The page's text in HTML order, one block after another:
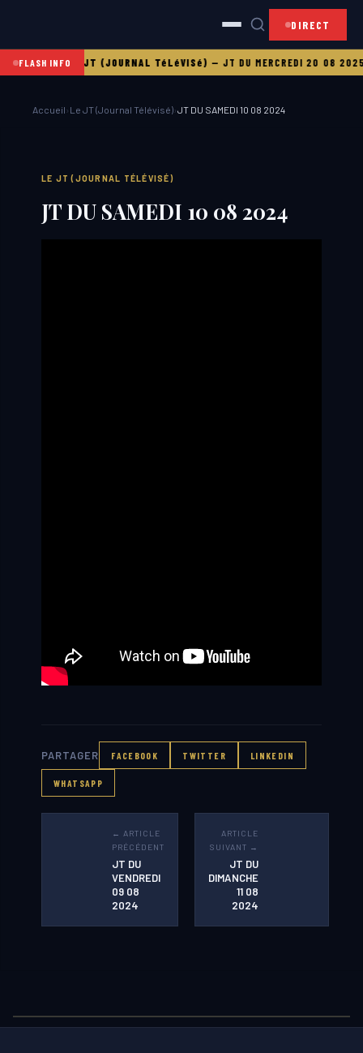
DIRECT
FLASH INFO
21 08 2025LE JT (JOURNAL TéLéVISé)—JT DU MERCREDI 20 08 2025
Accueil › Le JT (Journal Télévisé)›JT DU SAMEDI 10 08 2024
LE JT (JOURNAL TÉLÉVISÉ)
JT DU SAMEDI 10 08 2024
PARTAGER FACEBOOK TWITTER LINKEDIN
WHATSAPP
← ARTICLE
PRÉCÉDENT
JT DU
VENDREDI
09 08
2024
ARTICLE
SUIVANT →
JT DU
DIMANCHE
11 08
2024